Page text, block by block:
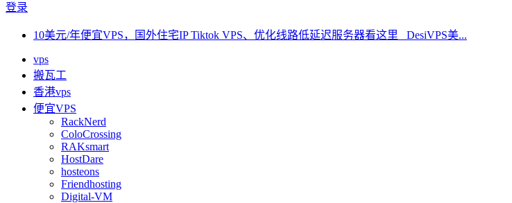
登录
10美元/年便宜VPS，国外住宅IP Tiktok VPS、优化线路低延迟服务器看这里 DesiVPS美...
vps
搬瓦工
香港vps
便宜VPS
RackNerd
ColoCrossing
RAKsmart
HostDare
hosteons
Friendhosting
Digital-VM